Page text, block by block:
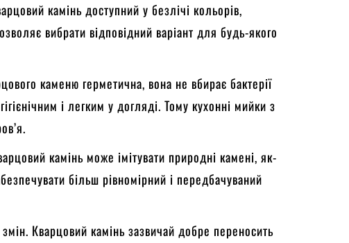
камінь доступний у безлічі кольорів,
вибрати відповідний варіант для будь-якого
каменю герметична, вона не вбирає бактерії
і легким у догляді. Тому кухонні мийки з
камінь може імітувати природні камені, як-
більш рівномірний і передбачуваний
Кварцовий камінь зазвичай добре переносить